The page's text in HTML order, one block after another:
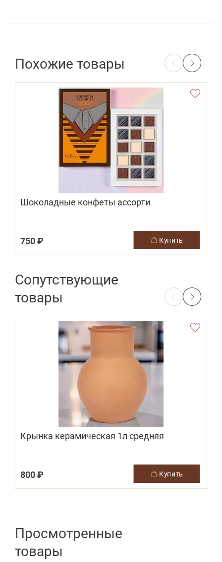
Похожие товары
Шоколадные конфеты ассорти
750 ₽ купить
Сопутствующие
товары
Крынка керамическая 1л средняя
800 ₽ купить
Просмотренные
товары